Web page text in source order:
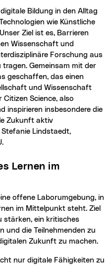
wie Künstliche
Ziel ist es, Barrieren
Wissenschaft und
Forschung aus
Gemeinsam mit der
geschaffen, das einen
und Wissenschaft
Science, also
inspirieren insbesondere die
Zukunft aktiv
Lindstaedt,
im Mittelpunkt steht. Ziel
stärken, ein kritisches
und die Teilnehmenden zu
Zukunft zu machen.